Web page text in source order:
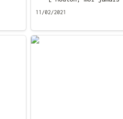
11/02/2021
[ J'ai un problème